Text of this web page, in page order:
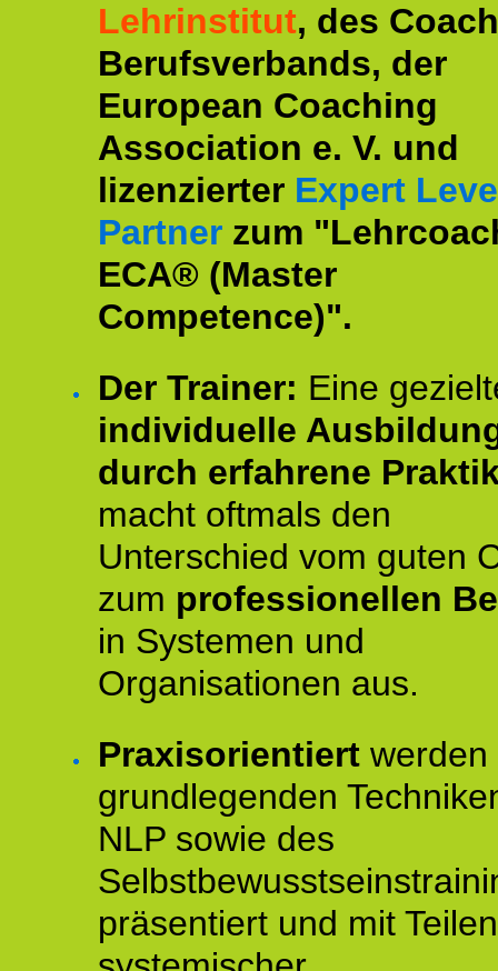
Lehrinstitut, des
Berufsverbands, der
European Coaching
Association e. V. und
lizenzierter Expert
Partner zum
ECA® (Master
Competence)".
Der Trainer: Eine
individuelle
durch erfahrene
macht oftmals den
Unterschied vom guten
zum professionellen
in Systemen und
Organisationen aus.
Praxisorientiert werden
grundlegenden
NLP sowie des
präsentiert und mit Teilen